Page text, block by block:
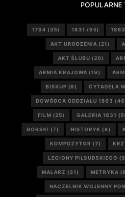
POPULARNE
1794 (35) 1831 (95) 1863
AKT URODZENIA (21)
AKT ŚLUBU (20)
ARMIA KRAJOWA (19)
BISKUP (8) CYTADELA
DOWÓDCA ODDZIAŁU 1863
FILM (25) GALERIA 1831
GÓRSKI (7) HISTORYK (8)
KOMPOZYTOR (7)
LEGIONY PIŁSUDSKIEGO
MALARZ (31) METRYKA
NACZELNIK WOJENNY